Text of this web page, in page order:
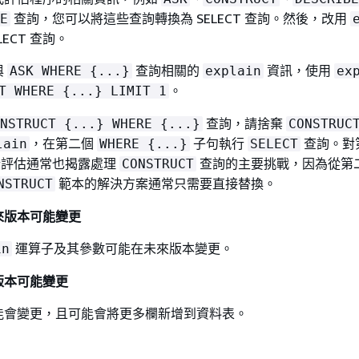
查詢，您可以將這些查詢轉換為 SELECT 查詢。然後，改用
查詢。
ASK WHERE { ...} 查詢相關的 explain 資訊，使用
WHERE { ...} LIMIT 1 。
{ ...} WHERE { ...} 查詢，請捨棄
，在第二個 WHERE { ...} 子句執行 SELECT 查詢。對
估通常也揭露處理 CONSTRUCT 查詢的主要挑戰，因為從第
範本的解決方案通常只需要直接替換。
本可能變更
運算子及其參數可能在未來版本變更。
本可能變更
變更，且可能會將更多欄新增到資料表。